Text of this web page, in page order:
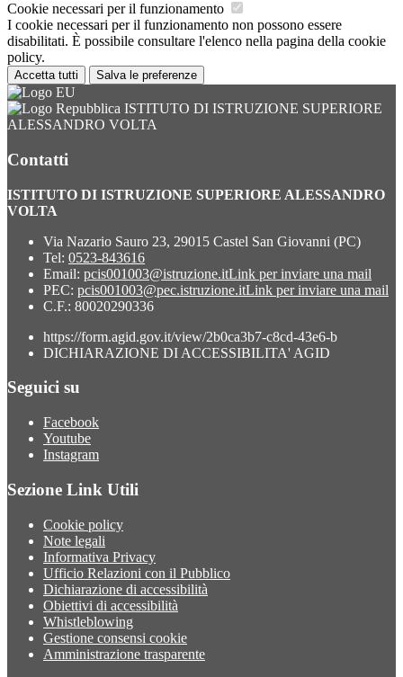
Cookie necessari per il funzionamento
I cookie necessari per il funzionamento non possono essere
disabilitati. È possibile consultare l'elenco nella pagina della cookie
policy.
Accetta tutti Salva le preferenze
ISTITUTO DI ISTRUZIONE SUPERIORE
ALESSANDRO VOLTA
Contatti
ISTITUTO DI ISTRUZIONE SUPERIORE ALESSANDRO
VOLTA
Via Nazario Sauro 23, 29015 Castel San Giovanni (PC)
Tel: 0523-843616
Email: pcis001003@istruzione.itLink per inviare una mail
PEC: pcis001003@pec.istruzione.itLink per inviare una mail
C.F.: 80020290336
https://form.agid.gov.it/view/2b0ca3b7-c8cd-43e6-b
DICHIARAZIONE DI ACCESSIBILITA' AGID
Seguici su
Facebook
Youtube
Instagram
Sezione Link Utili
Cookie policy
Note legali
Informativa Privacy
Ufficio Relazioni con il Pubblico
Dichiarazione di accessibilità
Obiettivi di accessibilità
Whistleblowing
Gestione consensi cookie
Amministrazione trasparente